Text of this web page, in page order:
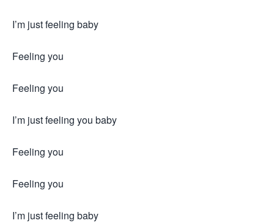
I’m just feeling baby
Feeling you
Feeling you
I’m just feeling you baby
Feeling you
Feeling you
I’m just feeling baby